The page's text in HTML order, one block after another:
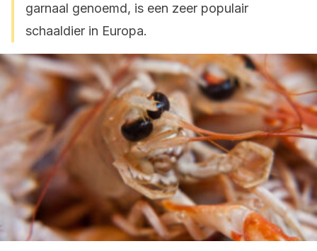
garnaal genoemd, is een zeer populair
schaaldier in Europa.